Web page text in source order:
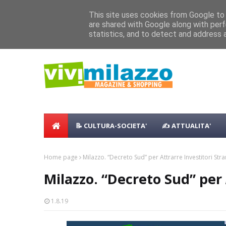
Concerto all’Alba a Milazzo con oltre
Milazzo 28ª Sagra del Pesce a
📝 CULTURA-SOCIETA' ✍ ATTUALITA'
Home page Milazzo. “Decreto Sud” per Attrarre Investitori
Milazzo. “Decreto Sud”
1.8.19
This site uses cookies from Google
are shared with Google along with
statistics, and to detect and address